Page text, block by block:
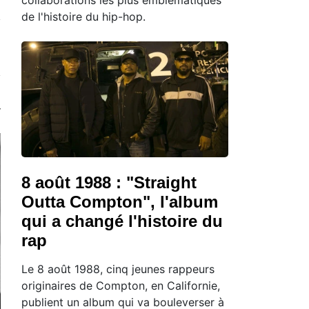
de l'histoire du hip-hop.
8 août 1988 : "Straight
Outta Compton", l'album
qui a changé l'histoire du
rap
Le 8 août 1988, cinq jeunes rappeurs
originaires de Compton, en Californie,
publient un album qui va bouleverser à